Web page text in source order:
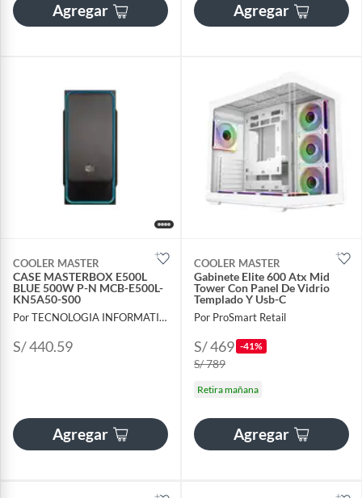
Agregar Agregar
COOLER MASTER
CASE MASTERBOX E500L
BLUE 500W P-N MCB-E500L-
KN5A50-S00
Por TECNOLOGIA INFORMATICA Y CONSULTORIA
S/ 440.59
Agregar
COOLER MASTER
Gabinete Elite 600 Atx Mid
Tower Con Panel De Vidrio
Templado Y Usb-C
Por ProSmart Retail
S/ 469 -41%
S/ 789
Retira mañana
Agregar